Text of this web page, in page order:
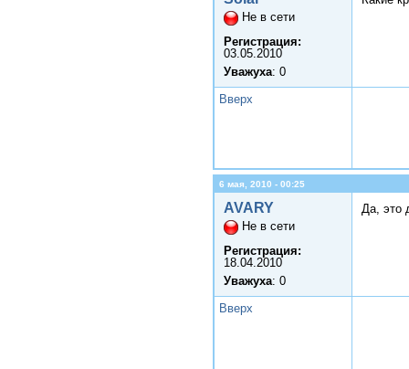
Не в сети
Регистрация:
03.05.2010
Уважуха: 0
Вверх
6 мая, 2010 - 00:25
AVARY
Не в сети
Регистрация:
18.04.2010
Уважуха: 0
Да, это
Вверх